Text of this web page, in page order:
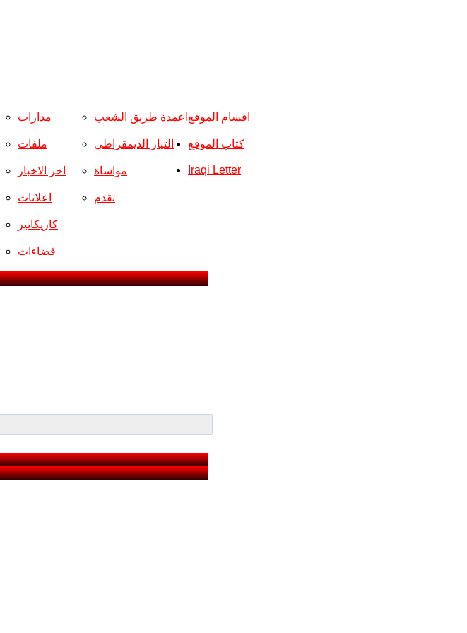
اقسام الموقع مدارات
ملفات
اخر الاخبار
اعلانات
كاريكاتير
فضاءات
اعمدة طريق الشعب
التيار الديمقراطي
مواساة
تقدم
كتاب الموقع
Iraqi Letter